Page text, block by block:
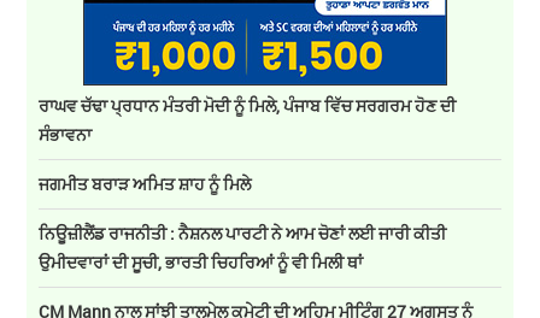
ਰਾਘਵ ਚੱਢਾ ਪ੍ਰਧਾਨ ਮੰਤਰੀ ਮੋਦੀ ਨੂੰ ਮਿਲੇ, ਪੰਜਾਬ ਵਿੱਚ ਸਰਗਰਮ ਹੋਣ ਦੀ
ਸੰਭਾਵਨਾ
ਜਗਮੀਤ ਬਰਾੜ ਅਮਿਤ ਸ਼ਾਹ ਨੂੰ ਮਿਲੇ
ਨਿਊਜ਼ੀਲੈਂਡ ਰਾਜਨੀਤੀ : ਨੈਸ਼ਨਲ ਪਾਰਟੀ ਨੇ ਆਮ ਚੋਣਾਂ ਲਈ ਜਾਰੀ ਕੀਤੀ
ਉਮੀਦਵਾਰਾਂ ਦੀ ਸੂਚੀ, ਭਾਰਤੀ ਚਿਹਰਿਆਂ ਨੂੰ ਵੀ ਮਿਲੀ ਥਾਂ
CM Mann ਨਾਲ ਸਾਂਝੀ ਤਾਲਮੇਲ ਕਮੇਟੀ ਦੀ ਅਹਿਮ ਮੀਟਿੰਗ 27 ਅਗਸਤ ਨੂੰ